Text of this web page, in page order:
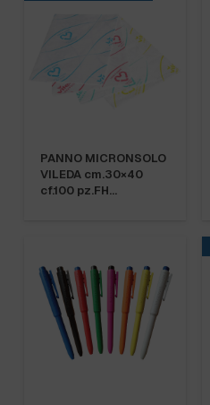
PANNO MICRONSOLO
VILEDA cm.30×40
cf.100 pz.FH…